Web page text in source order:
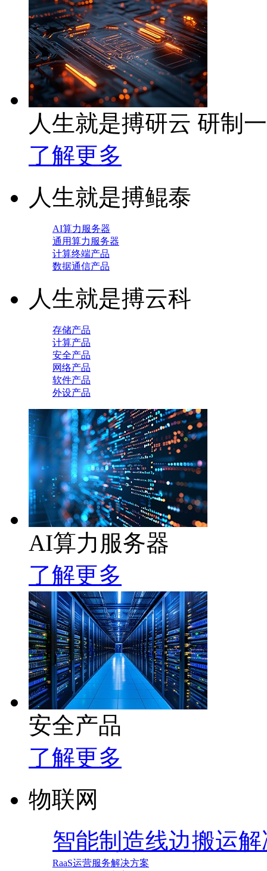
人生就是搏研云 研制
了解更多
人生就是搏鲲泰
AI算力服务器
通用算力服务器
计算终端产品
数据通信产品
人生就是搏云科
存储产品
计算产品
安全产品
网络产品
软件产品
外设产品
AI算力服务器
了解更多
安全产品
了解更多
物联网
智能制造线边搬运
RaaS运营服务解决方案